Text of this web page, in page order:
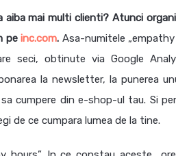
mai multi clienti? Atunci
peinc.com. Asa-numitele
seci, obtinute via Google
la newsletter, la punerea
cumpere din e-shop-ul tau. Si
de ce cumpara lumea de la tine.